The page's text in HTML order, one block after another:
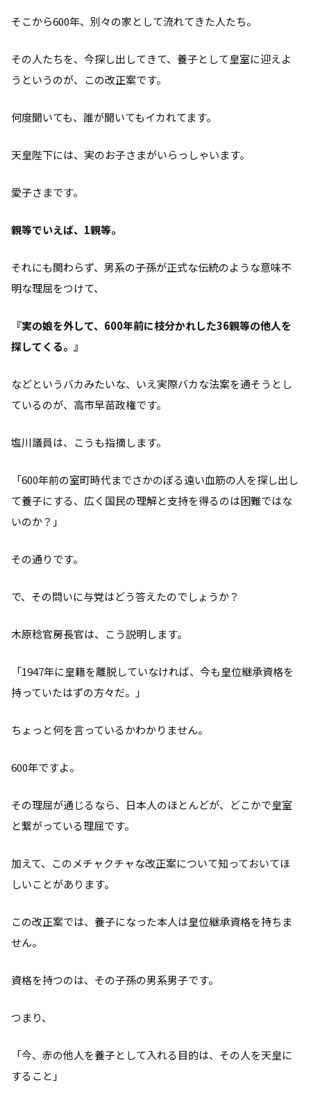
そこから600年、別々の家として流れてきた人たち。
その人たちを、今探し出してきて、養子として皇室に迎えよ
うというのが、この改正案です。
何度聞いても、誰が聞いてもイカれてます。
天皇陛下には、実のお子さまがいらっしゃいます。
愛子さまです。
親等でいえば、1親等。
それにも関わらず、男系の子孫が正式な伝統のような意味不
明な理屈をつけて、
『実の娘を外して、600年前に枝分かれした36親等の他人を
探してくる。』
などというバカみたいな、いえ実際バカな法案を通そうとし
ているのが、高市早苗政権です。
塩川議員は、こうも指摘します。
「600年前の室町時代までさかのぼる遠い血筋の人を探し出し
て養子にする、広く国民の理解と支持を得るのは困難ではな
いのか？」
その通りです。
で、その問いに与党はどう答えたのでしょうか？
木原稔官房長官は、こう説明します。
「1947年に皇籍を離脱していなければ、今も皇位継承資格を
持っていたはずの方々だ。」
ちょっと何を言っているかわかりません。
600年ですよ。
その理屈が通じるなら、日本人のほとんどが、どこかで皇室
と繋がっている理屈です。
加えて、このメチャクチャな改正案について知っておいてほ
しいことがあります。
この改正案では、養子になった本人は皇位継承資格を持ちま
せん。
資格を持つのは、その子孫の男系男子です。
つまり、
「今、赤の他人を養子として入れる目的は、その人を天皇に
すること」